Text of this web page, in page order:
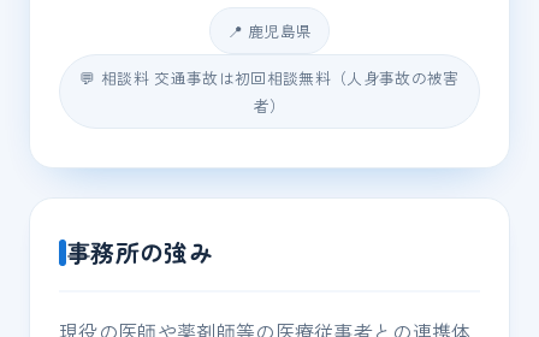
📍 鹿児島県
💬 相談料 交通事故は初回相談無料（人身事故の被害
者）
事務所の強み
現役の医師や薬剤師等の医療従事者との連携体